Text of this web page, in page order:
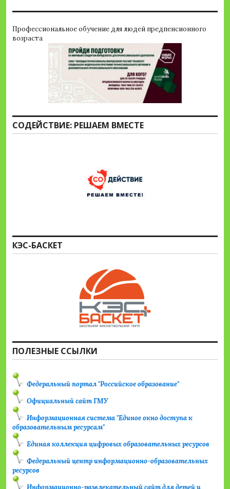
Профессиональное обучение для людей предпенсионного
возраста
СОДЕЙСТВИЕ: РЕШАЕМ ВМЕСТЕ
КЭС-БАСКЕТ
ПОЛЕЗНЫЕ ССЫЛКИ
Федеральный портал "Российское образование"
Официальный сайт ГМУ
Информационная система "Единое окно доступа к
образовательным ресурсам"
Единая коллекция цифровых образовательных ресурсов
Федеральный центр информационно-образовательных
ресурсов
Информационно-развлекательный сайт для детей и